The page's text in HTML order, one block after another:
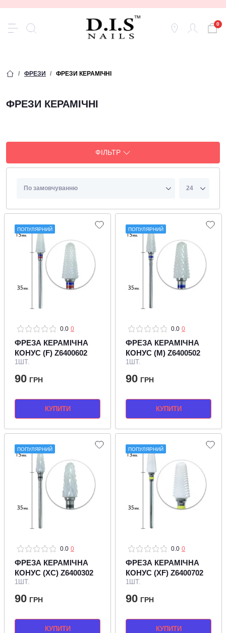
0
ФРЕЗИ ФРЕЗИ КЕРАМІЧНІ
ФРЕЗИ КЕРАМІЧНІ
ФІЛЬТР
ПОПУЛЯРНИЙ
0.0 0
ФРЕЗА КЕРАМІЧНА
КОНУС (F) Z6400602
1ШТ.
90 ГРН
КУПИТИ
ПОПУЛЯРНИЙ
0.0 0
ФРЕЗА КЕРАМІЧНА
КОНУС (M) Z6400502
1ШТ.
90 ГРН
КУПИТИ
ПОПУЛЯРНИЙ
0.0 0
ФРЕЗА КЕРАМІЧНА
КОНУС (XC) Z6400302
1ШТ.
90 ГРН
КУПИТИ
ПОПУЛЯРНИЙ
0.0 0
ФРЕЗА КЕРАМІЧНА
КОНУС (XF) Z6400702
1ШТ.
90 ГРН
КУПИТИ